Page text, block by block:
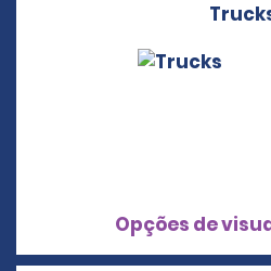
Opções de